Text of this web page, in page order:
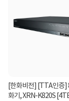
[한화비전] [TTA인증]
화기, XRN-K820S